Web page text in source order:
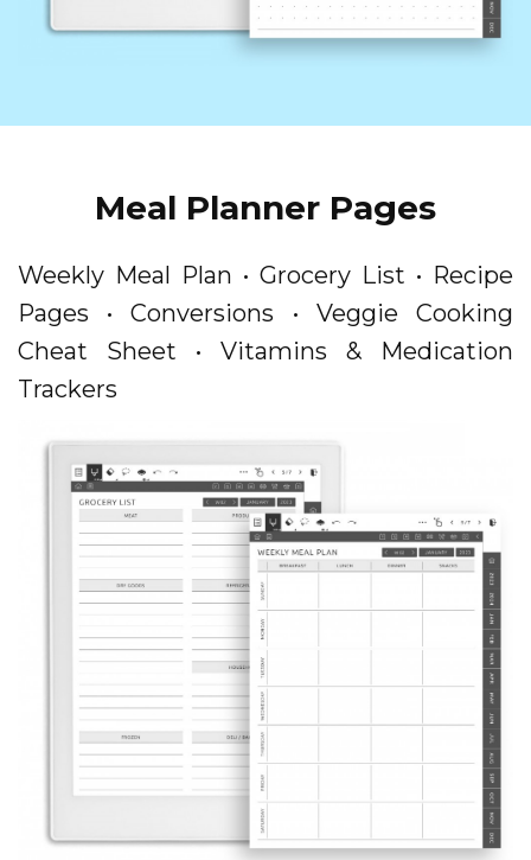
Meal Planner Pages
Weekly Meal Plan • Grocery List • Recipe
Pages • Conversions • Veggie Cooking
Cheat Sheet • Vitamins & Medication
Trackers